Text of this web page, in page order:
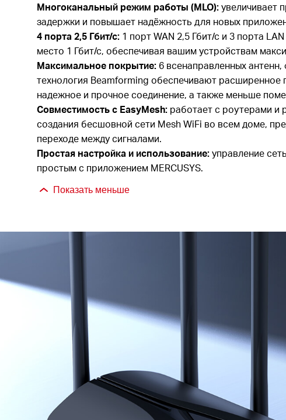
Многоканальный режим работы (MLO):увеличивает
задержки и повышает надёжность для новых
4 порта 2,5 Гбит/с:1 порт WAN 2,5 Гбит/с и 3 порта
место 1 Гбит/с, обеспечивая вашим устройствам
Максимальное покрытие:6 всенаправленных
технология Beamforming обеспечивают
надежное и прочное соединение, а также меньше
Совместимость с EasyMesh: работает с роутерами и
создания бесшовной сети Mesh WiFi во всем доме,
переходе между сигналами.
Простая настройка и использование:управление
простым с приложением MERCUSYS.
Показать меньше